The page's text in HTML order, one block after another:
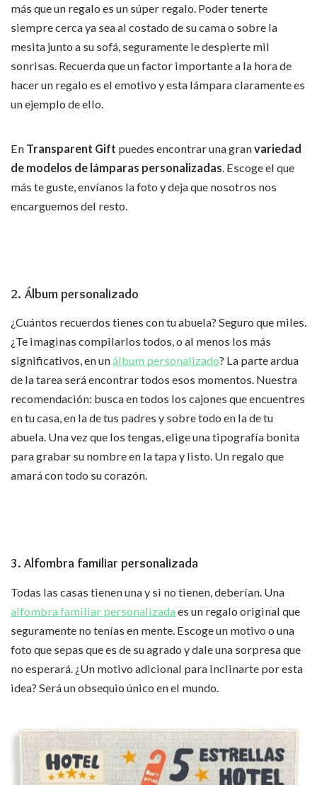
más que un regalo es un súper regalo. Poder tenerte
siempre cerca ya sea al costado de su cama o sobre la
mesita junto a su sofá, seguramente le despierte mil
sonrisas. Recuerda que un factor importante a la hora de
hacer un regalo es el emotivo y esta lámpara claramente es
un ejemplo de ello.
En Transparent Gift puedes encontrar una granvariedad
de modelos de lámparas personalizadas . Escoge el que
más te guste, envíanos la foto y deja que nosotros nos
encarguemos del resto.
2. Álbum personalizado
¿Cuántos recuerdos tienes con tu abuela? Seguro que miles.
¿Te imaginas compilarlos todos, o al menos los más
significativos, en unálbum personalizado? La parte ardua
de la tarea será encontrar todos esos momentos. Nuestra
recomendación: busca en todos los cajones que encuentres
en tu casa, en la de tus padres y sobre todo en la de tu
abuela. Una vez que los tengas, elige una tipografía bonita
para grabar su nombre en la tapa y listo. Un regalo que
amará con todo su corazón.
3. Alfombra familiar personalizada
Todas las casas tienen una y si no tienen, deberían. Una
alfombra familiar personalizada es un regalo original que
seguramente no tenías en mente. Escoge un motivo o una
foto que sepas que es de su agrado y dale una sorpresa que
no esperará. ¿Un motivo adicional para inclinarte por esta
idea? Será un obsequio único en el mundo.